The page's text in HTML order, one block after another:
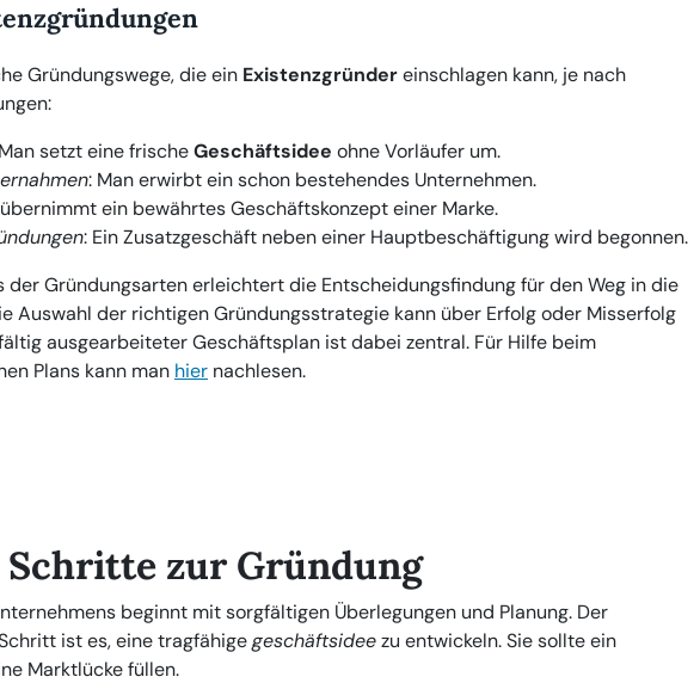
Gründungswege, die ein Existenzgründereinschlagen kann, je nach
setzt eine frischeGeschäftsidee ohne Vorläufer um.
: Man erwirbt ein schon bestehendes Unternehmen.
ein bewährtes Geschäftskonzept einer Marke.
: Ein Zusatzgeschäft neben einer Hauptbeschäftigung wird begonnen.
der Gründungsarten erleichtert die Entscheidungsfindung für den Weg in die
Auswahl der richtigen Gründungsstrategie kann über Erfolg oder Misserfolg
ausgearbeiteter Geschäftsplan ist dabei zentral. Für Hilfe beim
Plans kann man hier nachlesen.
Schritte zur Gründung
beginnt mit sorgfältigen Überlegungen und Planung. Der
ist es, eine tragfähigegeschäftsideezu entwickeln. Sie sollte ein
Marktlücke füllen.